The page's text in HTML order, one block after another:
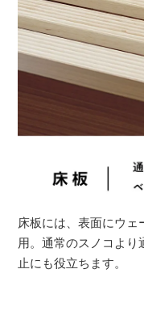
床板には、表面にウェ
用。通常のスノコよ
止にも役立ちます。